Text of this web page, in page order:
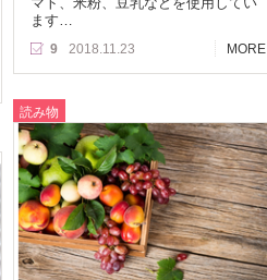
ます…
9 2018.11.23 MORE
読み物